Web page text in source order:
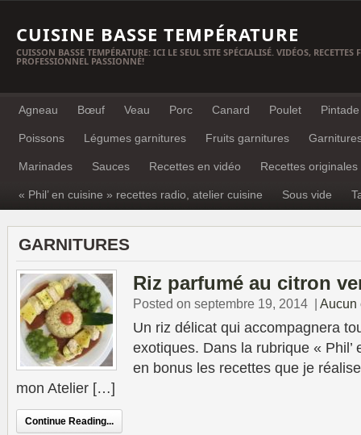
CUISINE BASSE TEMPÉRATURE
CUISSON BASSE TEMPÉRATURE: ICI LE SEUL SITE SPÉCIALISÉ. VIDÉOS, RECETTES
PROFESSIONNEL PASSIONNÉ!
Agneau Bœuf Veau Porc Canard Poulet Pintade
Poissons Légumes garnitures Fruits garnitures
Marinades Sauces Recettes en vidéo Recettes originales
« Phil’ en cuisine » recettes radio, atelier cuisine Sous vide
GARNITURES
Riz parfumé au citron
Posted on septembre 19, 2014 | Aucun
Un riz délicat qui accompagnera
exotiques. Dans la rubrique «
en bonus les recettes que je
mon Atelier […]
Continue Reading...